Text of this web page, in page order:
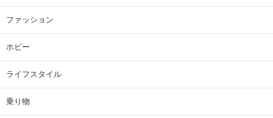
ファッション
ホビー
ライフスタイル
乗り物